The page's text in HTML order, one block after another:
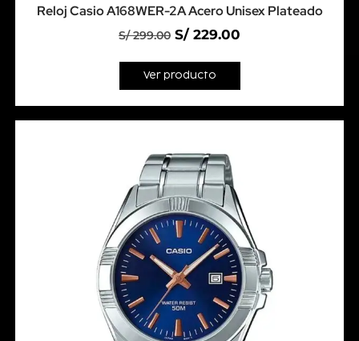
Reloj Casio A168WER-2A Acero Unisex Plateado
S/299.00 S/ 229.00
Ver producto